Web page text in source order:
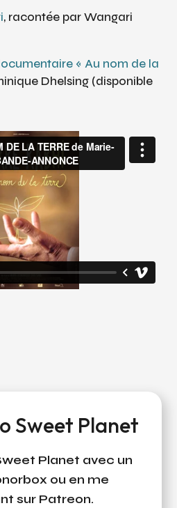
, racontée par Wangari
« Au nom de la
Dhelsing (disponible
Sweet Planet
Planet avec un
ou en me
sur Patreon.